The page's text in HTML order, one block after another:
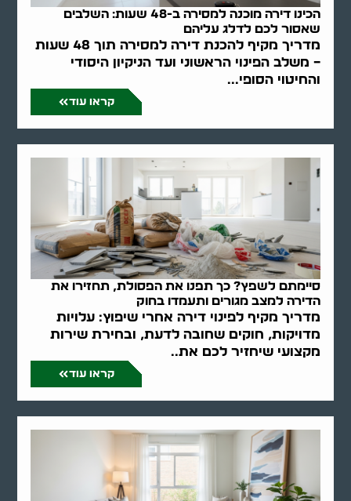
הכינו דירה מוכנה למסירה ב-48 שעות: השלבים
שאסור לכם לדלג עליהם
מדריך מקיף להכנת דירה למסירה תוך 48 שעות
– משלב הפינוי הראשוני ועד הניקיון היסודי
והחיטוי הסופי...
קראו עוד
סיימתם לשפץ? כך תפנו את הפסולת, תחזירו את
הדירה למצב מגורים ותעמדו בחוק
מדריך מקיף לפינוי דירה אחרי שיפוץ: עלויות
מדויקות, חוקים שחובה לדעת, ובחירת שירות
מקצועי שיחזיר לכם את..
קראו עוד